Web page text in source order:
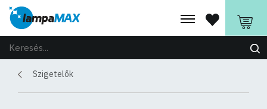
Szigetelők